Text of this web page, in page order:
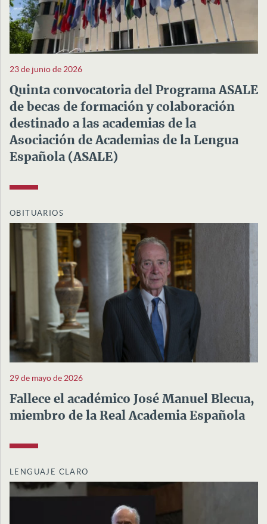
23 de junio de 2026
Quinta convocatoria del Programa ASALE
de becas de formación y colaboración
destinado a las academias de la
Asociación de Academias de la Lengua
Española (ASALE)
OBITUARIOS
29 de mayo de 2026
Fallece el académico José Manuel Blecua,
miembro de la Real Academia Española
LENGUAJE CLARO